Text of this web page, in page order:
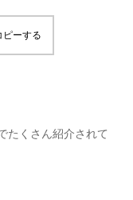
ピーする
たくさん紹介されて